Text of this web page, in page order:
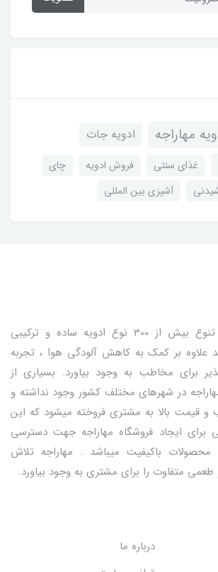
مهاراجه
ادویه جات
غذای سنتی فروش ادویه
چای
آشپزی بین المللی
فروشگاه مهاراجه با تنوع بیش از 300 نوع ادویه ساده و ترکیبی
علاوه بر کمک به کاهش آلودگی هوا ، تجربه
برای مخاطب به وجود بیاورد. بسیاری از
در شهرهای مختلف کشور وجود نداشته و
و قیمت بالا به مشتری فروخته میشود که این
برای ایجاد فروشگاه مهاراجه جهت دسترسی
محصولات باکیفیت میباشد . مهاراجه تلاش
متفاوت را برای مشتری به وجود بیاورد.
درباره ما